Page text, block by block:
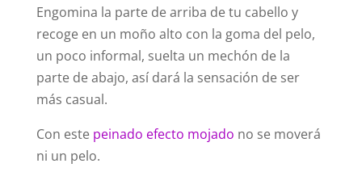
Engomina la parte de arriba de tu cabello y
recoge en un moño alto con la goma del pelo,
un poco informal, suelta un mechón de la
parte de abajo, así dará la sensación de ser
más casual.
Con este peinado efecto mojado no se moverá
ni un pelo.